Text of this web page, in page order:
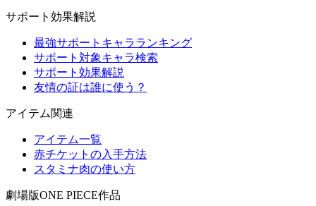
サポート効果解説
最強サポートキャラランキング
サポート対象キャラ検索
サポート効果解説
友情の証は誰に使う？
アイテム関連
アイテム一覧
赤チケットの入手方法
スタミナ肉の使い方
劇場版ONE PIECE作品